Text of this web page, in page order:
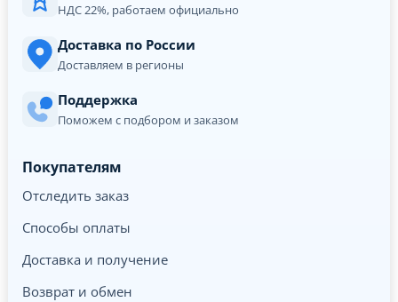
НДС 22%, работаем официально
Доставка по России
Доставляем в регионы
Поддержка
Поможем с подбором и заказом
Покупателям
Отследить заказ
Способы оплаты
Доставка и получение
Возврат и обмен